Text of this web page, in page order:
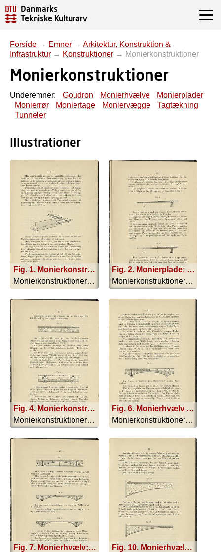
Danmarks
Tekniske Kulturarv
Forside → Emner → Arkitektur, Konstruktion &
Infrastruktur → Konstruktioner → Monierkonstruktioner
Monierkonstruktioner
Underemner: Goudron Monierhvælve
Monierplader
Monierrør
Moniertage Moniervægge
Tagtækning
Tunneler
Illustrationer
Fig. 1. Monierkonstruktionerne
Monierkonstruktionerne - 1893
Fig. 2. Monierplade; Fig. 3. Monierplade
Monierkonstruktionerne - 1893
Fig. 4. Monierkonstruktion; Fig. 5. Monierkonstruktion
Monierkonstruktionerne - 1893
Fig. 6. Monierhvælv mellem Jernbjælker
Monierkonstruktionerne - 1893
Fig. 7. Monierhvælv; Fig. 8. Monerhvælv; Fig. 9. Monierhvælv
Fig. 10. Monierhvælv; Fig. 11. Monierhvælv